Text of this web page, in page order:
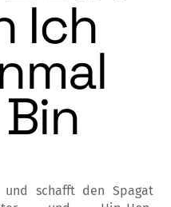
Ich
schafft den Spagat